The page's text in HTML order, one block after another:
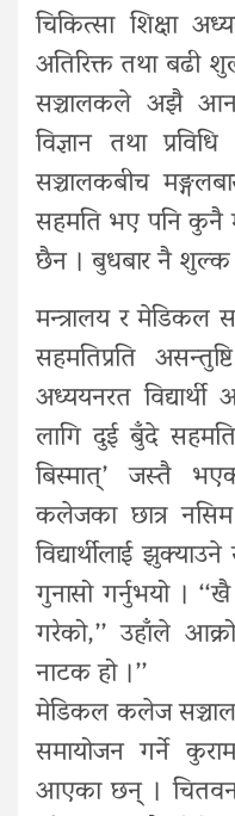
चिकित्सा शिक्षा
अतिरिक्त तथा बढी
सञ्चालकले अझै
विज्ञान तथा
सञ्चालकबीच
सहमति भए पनि
छैन । बुधबार नै शुल्क
मन्त्रालय र मेडिकल
सहमतिप्रति
अध्ययनरत
लागि दुई बुँदे
बिस्मात्’ जस्तै
कलेजका छात्र
विद्यार्थीलाई
गुनासो गर्नुभयो ।
गरेको,’’ उहाँले
नाटक हो ।’’
मेडिकल कलेज
समायोजन गर्ने
आएका छन् ।